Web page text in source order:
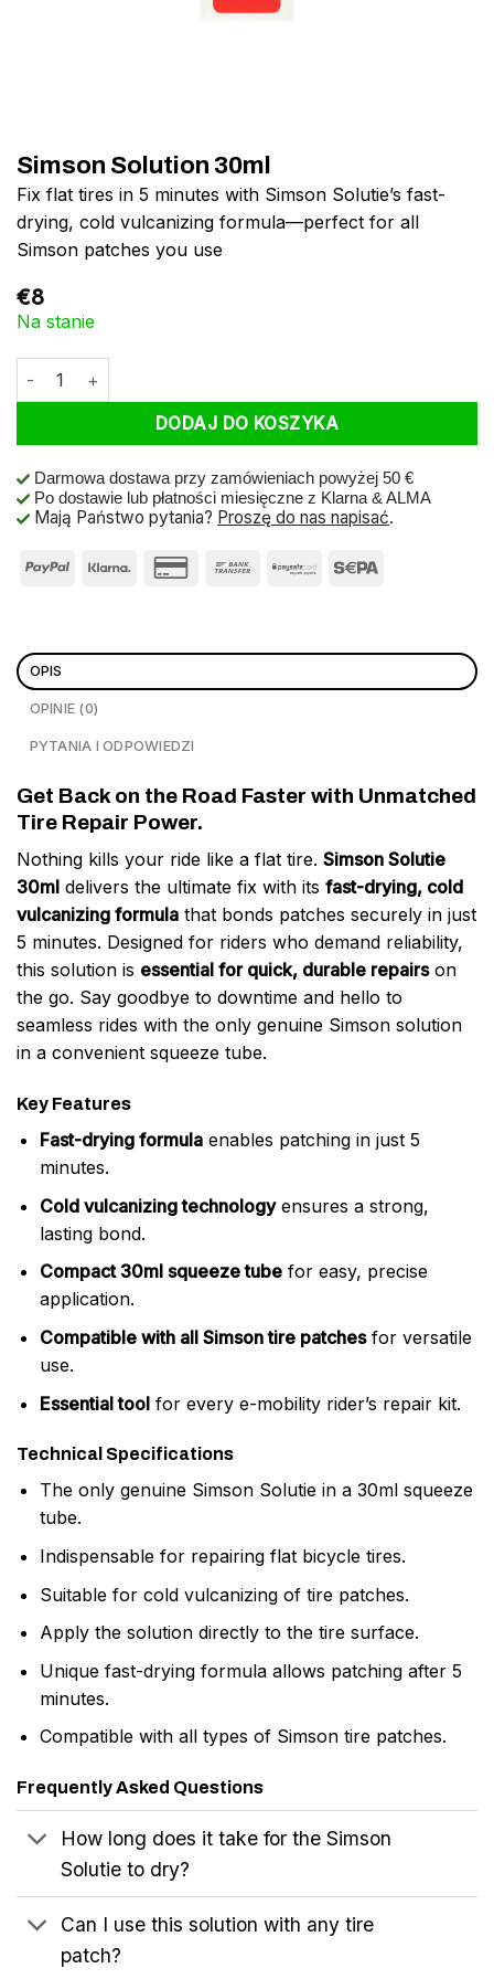
Simson Solution 30ml
Fix flat tires in 5 minutes with Simson Solutie’s fast-
drying, cold vulcanizing formula—perfect for all
Simson patches you use
€8
Na stanie
ilość Simson Solution 30ml
DODAJ DO KOSZYKA
Darmowa dostawa przy zamówieniach powyżej 50 €
Po dostawie lub płatności miesięczne z Klarna & ALMA
Mają Państwo pytania? Proszę do nas napisać.
OPIS
OPINIE (0)
PYTANIA I ODPOWIEDZI
Get Back on the Road Faster with Unmatched
Tire Repair Power.
Nothing kills your ride like a flat tire. Simson Solutie
30ml delivers the ultimate fix with its fast-drying, cold
vulcanizing formula that bonds patches securely in just
5 minutes. Designed for riders who demand reliability,
this solution is essential for quick, durable repairson
the go. Say goodbye to downtime and hello to
seamless rides with the only genuine Simson solution
in a convenient squeeze tube.
Key Features
Fast-drying formulaenables patching in just 5
minutes.
Cold vulcanizing technologyensures a strong,
lasting bond.
Compact 30ml squeeze tubefor easy, precise
application.
Compatible with all Simson tire patchesfor versatile
use.
Essential toolfor every e-mobility rider’s repair kit.
Technical Specifications
The only genuine Simson Solutie in a 30ml squeeze
tube.
Indispensable for repairing flat bicycle tires.
Suitable for cold vulcanizing of tire patches.
Apply the solution directly to the tire surface.
Unique fast-drying formula allows patching after 5
minutes.
Compatible with all types of Simson tire patches.
Frequently Asked Questions
How long does it take for the Simson
Solutie to dry?
Can I use this solution with any tire
patch?